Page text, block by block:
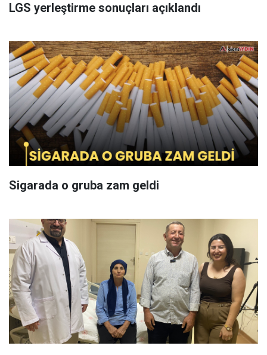
LGS yerleştirme sonuçları açıklandı
Sigarada o gruba zam geldi